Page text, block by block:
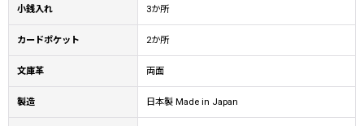
小銭入れ 3か所
カードポケット 2か所
文庫革 両面
製造 日本製 Made in Japan